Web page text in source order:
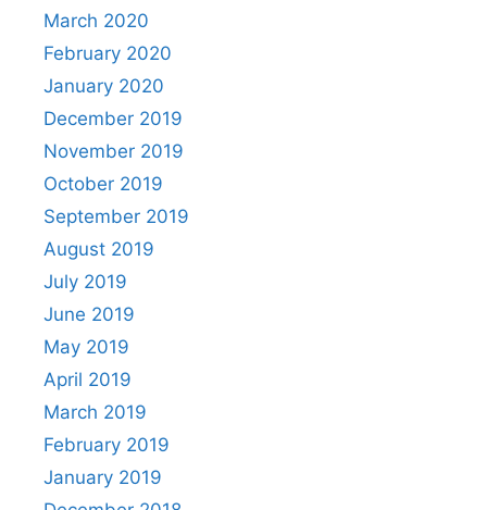
March 2020
February 2020
January 2020
December 2019
November 2019
October 2019
September 2019
August 2019
July 2019
June 2019
May 2019
April 2019
March 2019
February 2019
January 2019